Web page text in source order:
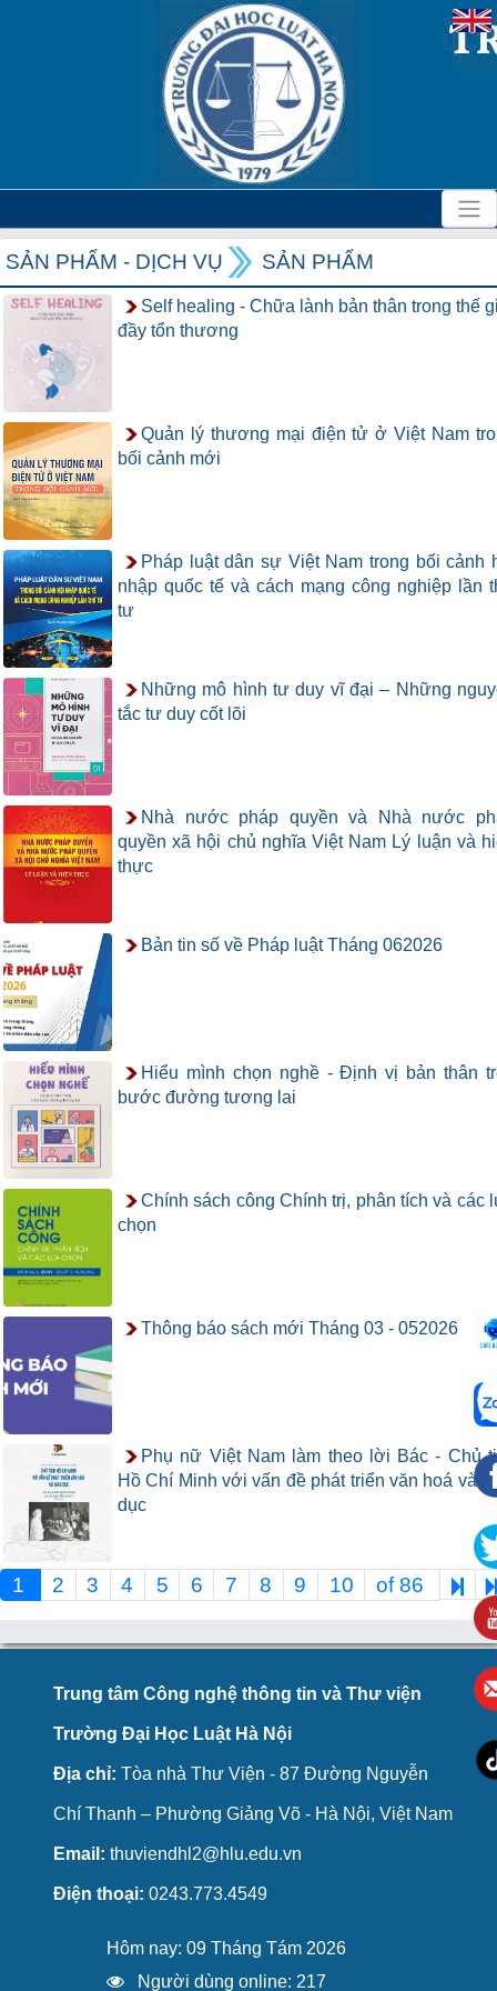
SẢN PHẨM - DỊCH VỤ SẢN PHẨM
Self healing - Chữa lành bản thân trong thế
đầy tổn thương
Quản lý thương mại điện tử ở Việt Nam
bối cảnh mới
Pháp luật dân sự Việt Nam trong bối cảnh
nhập quốc tế và cách mạng công nghiệp lần
tư
Những mô hình tư duy vĩ đại – Những
tắc tư duy cốt lõi
Nhà nước pháp quyền và Nhà nước
quyền xã hội chủ nghĩa Việt Nam Lý luận và
thực
Bản tin số về Pháp luật Tháng 062026
Hiểu mình chọn nghề - Định vị bản thân
bước đường tương lai
Chính sách công Chính trị, phân tích và các
chọn
Thông báo sách mới Tháng 03 - 052026
Phụ nữ Việt Nam làm theo lời Bác - Chủ
Hồ Chí Minh với vấn đề phát triển văn hoá và
dục
1 2 3 4 5 6 7 8 9 10 of 86
Trung tâm Công nghệ thông tin và Thư viện
Trường Đại Học Luật Hà Nội
Địa chỉ: Tòa nhà Thư Viện - 87 Đường Nguyễn
Chí Thanh – Phường Giảng Võ - Hà Nội, Việt Nam
Email: thuviendhl2@hlu.edu.vn
Điện thoại: 0243.773.4549
Hôm nay: 09 Tháng Tám 2026
Người dùng online: 217